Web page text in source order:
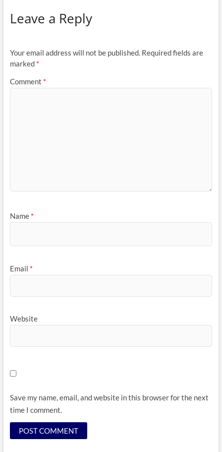
Leave a Reply
Your email address will not be published. Required fields are
marked *
Comment *
Name *
Email *
Website
Save my name, email, and website in this browser for the next
time I comment.